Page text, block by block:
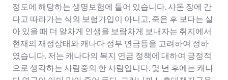
정도에 해당하는 생명보험에 들어 있습니다. 사돈 장에 간
다고 따라가는 식의 보험가입이 아니고, 죽은 후 보다는 살
아 있을 때 더 알차게 인생을 보람차게 보내자는 취지에서
현재의 재정상태와 캐나다 정부 연금등을 고려하여 정하
였습니다. 저는 캐나다의 복지 연금 정책에 대하여 긍정적
으로 생각하는 사람중의 한 사람입니다. 몇 년 후에는 캐나